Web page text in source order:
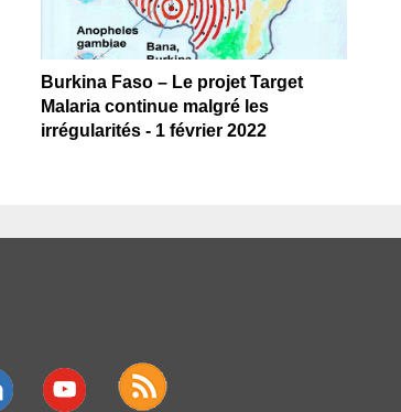
Burkina Faso – Le projet Target
Malaria continue malgré les
irrégularités - 1 février 2022